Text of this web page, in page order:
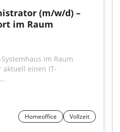
(m/w/d) –
im Raum
im Raum
einen IT-
Homeoffice Vollzeit